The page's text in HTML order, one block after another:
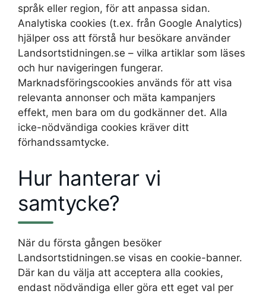
språk eller region, för att anpassa sidan.
Analytiska cookies (t.ex. från Google Analytics)
hjälper oss att förstå hur besökare använder
Landsortstidningen.se – vilka artiklar som läses
och hur navigeringen fungerar.
Marknadsföringscookies används för att visa
relevanta annonser och mäta kampanjers
effekt, men bara om du godkänner det. Alla
icke-nödvändiga cookies kräver ditt
förhandssamtycke.
Hur hanterar vi
samtycke?
När du första gången besöker
Landsortstidningen.se visas en cookie-banner.
Där kan du välja att acceptera alla cookies,
endast nödvändiga eller göra ett eget val per